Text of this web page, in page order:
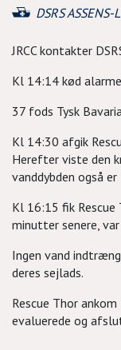
DSRS
JRCC kontakter
Kl 14:14 kød
37 fods Tysk
Kl 14:30 afgik
Herefter viste den
vanddybden også er
Kl 16:15 fik
minutter senere,
Ingen vand
deres sejlads.
Rescue Thor
evaluerede og